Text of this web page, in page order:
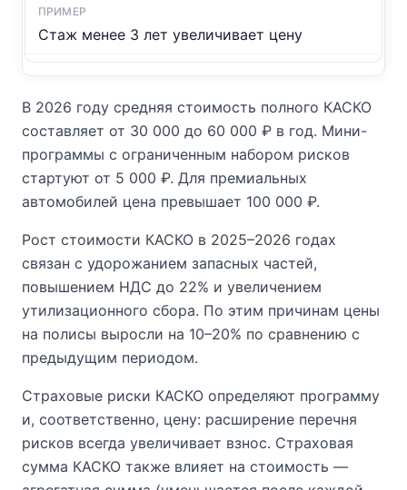
Стаж менее 3 лет увеличивает цену
В 2026 году средняя стоимость полного КАСКО
составляет от 30 000 до 60 000 ₽ в год. Мини-
программы с ограниченным набором рисков
стартуют от 5 000 ₽. Для премиальных
автомобилей цена превышает 100 000 ₽.
Рост стоимости КАСКО в 2025–2026 годах
связан с удорожанием запасных частей,
повышением НДС до 22% и увеличением
утилизационного сбора. По этим причинам цены
на полисы выросли на 10–20% по сравнению с
предыдущим периодом.
Страховые риски КАСКО определяют программу
и, соответственно, цену: расширение перечня
рисков всегда увеличивает взнос. Страховая
сумма КАСКО также влияет на стоимость —